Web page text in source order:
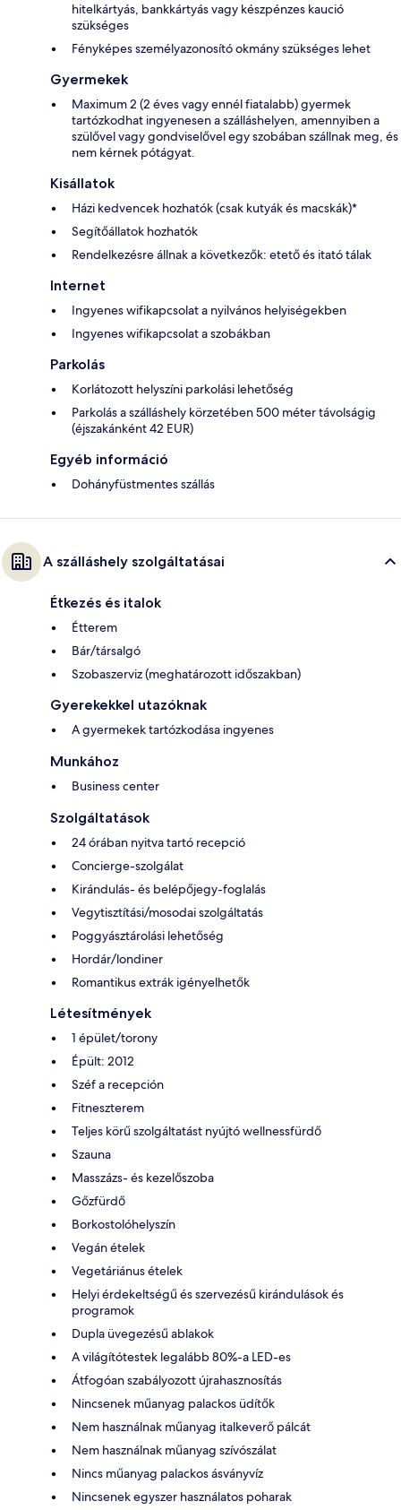
hitelkártyás, bankkártyás vagy készpénzes kaució
szükséges
Fényképes személyazonosító okmány szükséges lehet
Gyermekek
Maximum 2 (2 éves vagy ennél fiatalabb) gyermek
tartózkodhat ingyenesen a szálláshelyen, amennyiben a
szülővel vagy gondviselővel egy szobában szállnak meg, és
nem kérnek pótágyat.
Kisállatok
Házi kedvencek hozhatók (csak kutyák és macskák)*
Segítőállatok hozhatók
Rendelkezésre állnak a következők: etető és itató tálak
Internet
Ingyenes wifikapcsolat a nyilvános helyiségekben
Ingyenes wifikapcsolat a szobákban
Parkolás
Korlátozott helyszíni parkolási lehetőség
Parkolás a szálláshely körzetében 500 méter távolságig
(éjszakánként 42 EUR)
Egyéb információ
Dohányfüstmentes szállás
A szálláshely szolgáltatásai
Étkezés és italok
Étterem
Bár/társalgó
Szobaszerviz (meghatározott időszakban)
Gyerekekkel utazóknak
A gyermekek tartózkodása ingyenes
Munkához
Business center
Szolgáltatások
24 órában nyitva tartó recepció
Concierge-szolgálat
Kirándulás- és belépőjegy-foglalás
Vegytisztítási/mosodai szolgáltatás
Poggyásztárolási lehetőség
Hordár/londiner
Romantikus extrák igényelhetők
Létesítmények
1 épület/torony
Épült: 2012
Széf a recepción
Fitneszterem
Teljes körű szolgáltatást nyújtó wellnessfürdő
Szauna
Masszázs- és kezelőszoba
Gőzfürdő
Borkostolóhelyszín
Vegán ételek
Vegetáriánus ételek
Helyi érdekeltségű és szervezésű kirándulások és
programok
Dupla üvegezésű ablakok
A világítótestek legalább 80%-a LED-es
Átfogóan szabályozott újrahasznosítás
Nincsenek műanyag palackos üdítők
Nem használnak műanyag italkeverő pálcát
Nem használnak műanyag szívószálat
Nincs műanyag palackos ásványvíz
Nincsenek egyszer használatos poharak